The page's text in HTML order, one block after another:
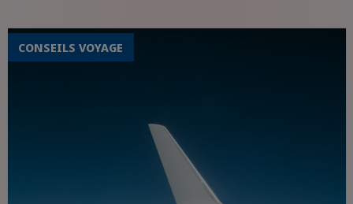
CONSEILS VOYAGE